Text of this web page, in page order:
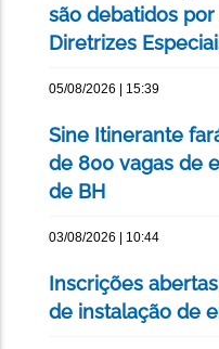
são debatidos
Diretrizes
05/08/2026 | 15:39
Sine Itinerante
de 800 vagas de
de BH
03/08/2026 | 10:44
Inscrições
de instalação de